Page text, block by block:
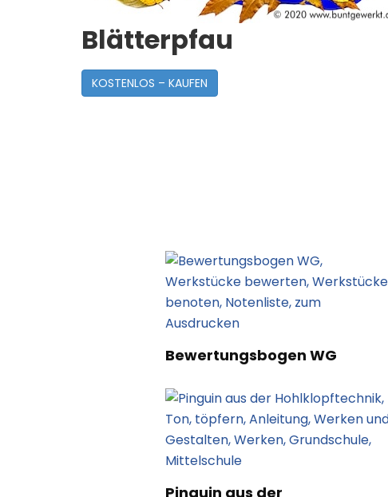
Blätterpfau
KOSTENLOS – KAUFEN
Bewertungsbogen WG
Pinguin aus der